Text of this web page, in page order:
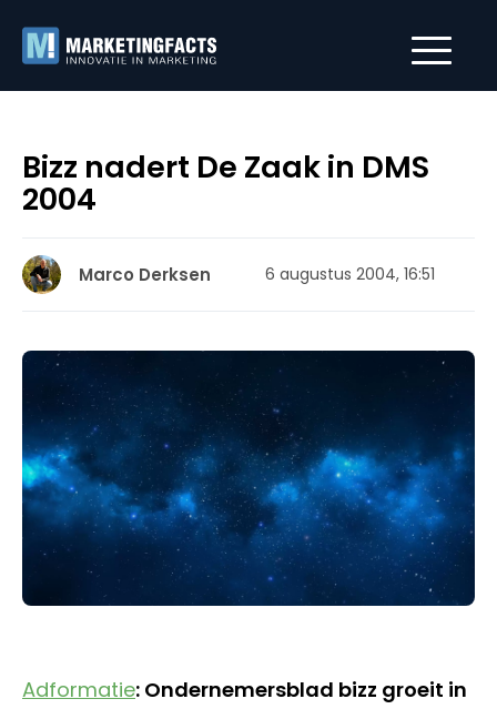
Bizz nadert De Zaak in DMS
2004
Marco Derksen 6 augustus 2004, 16:51
Adformatie: Ondernemersblad bizz groeit in